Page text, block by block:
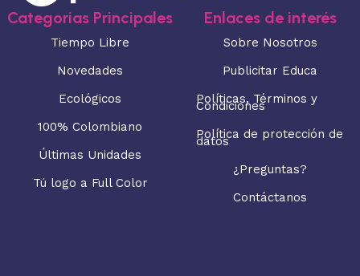
Categorias Principales
Tiempo Libre
Novedades
Ecológicos
100% Colombiano
Últimas Unidades
Tú logo a Full Color
Enlaces de interés
Sobre Nosotros
Publicitar Educa
Políticas, Términos y
Condiciones
Política de protección de
datos
¿Preguntas?
Contáctanos